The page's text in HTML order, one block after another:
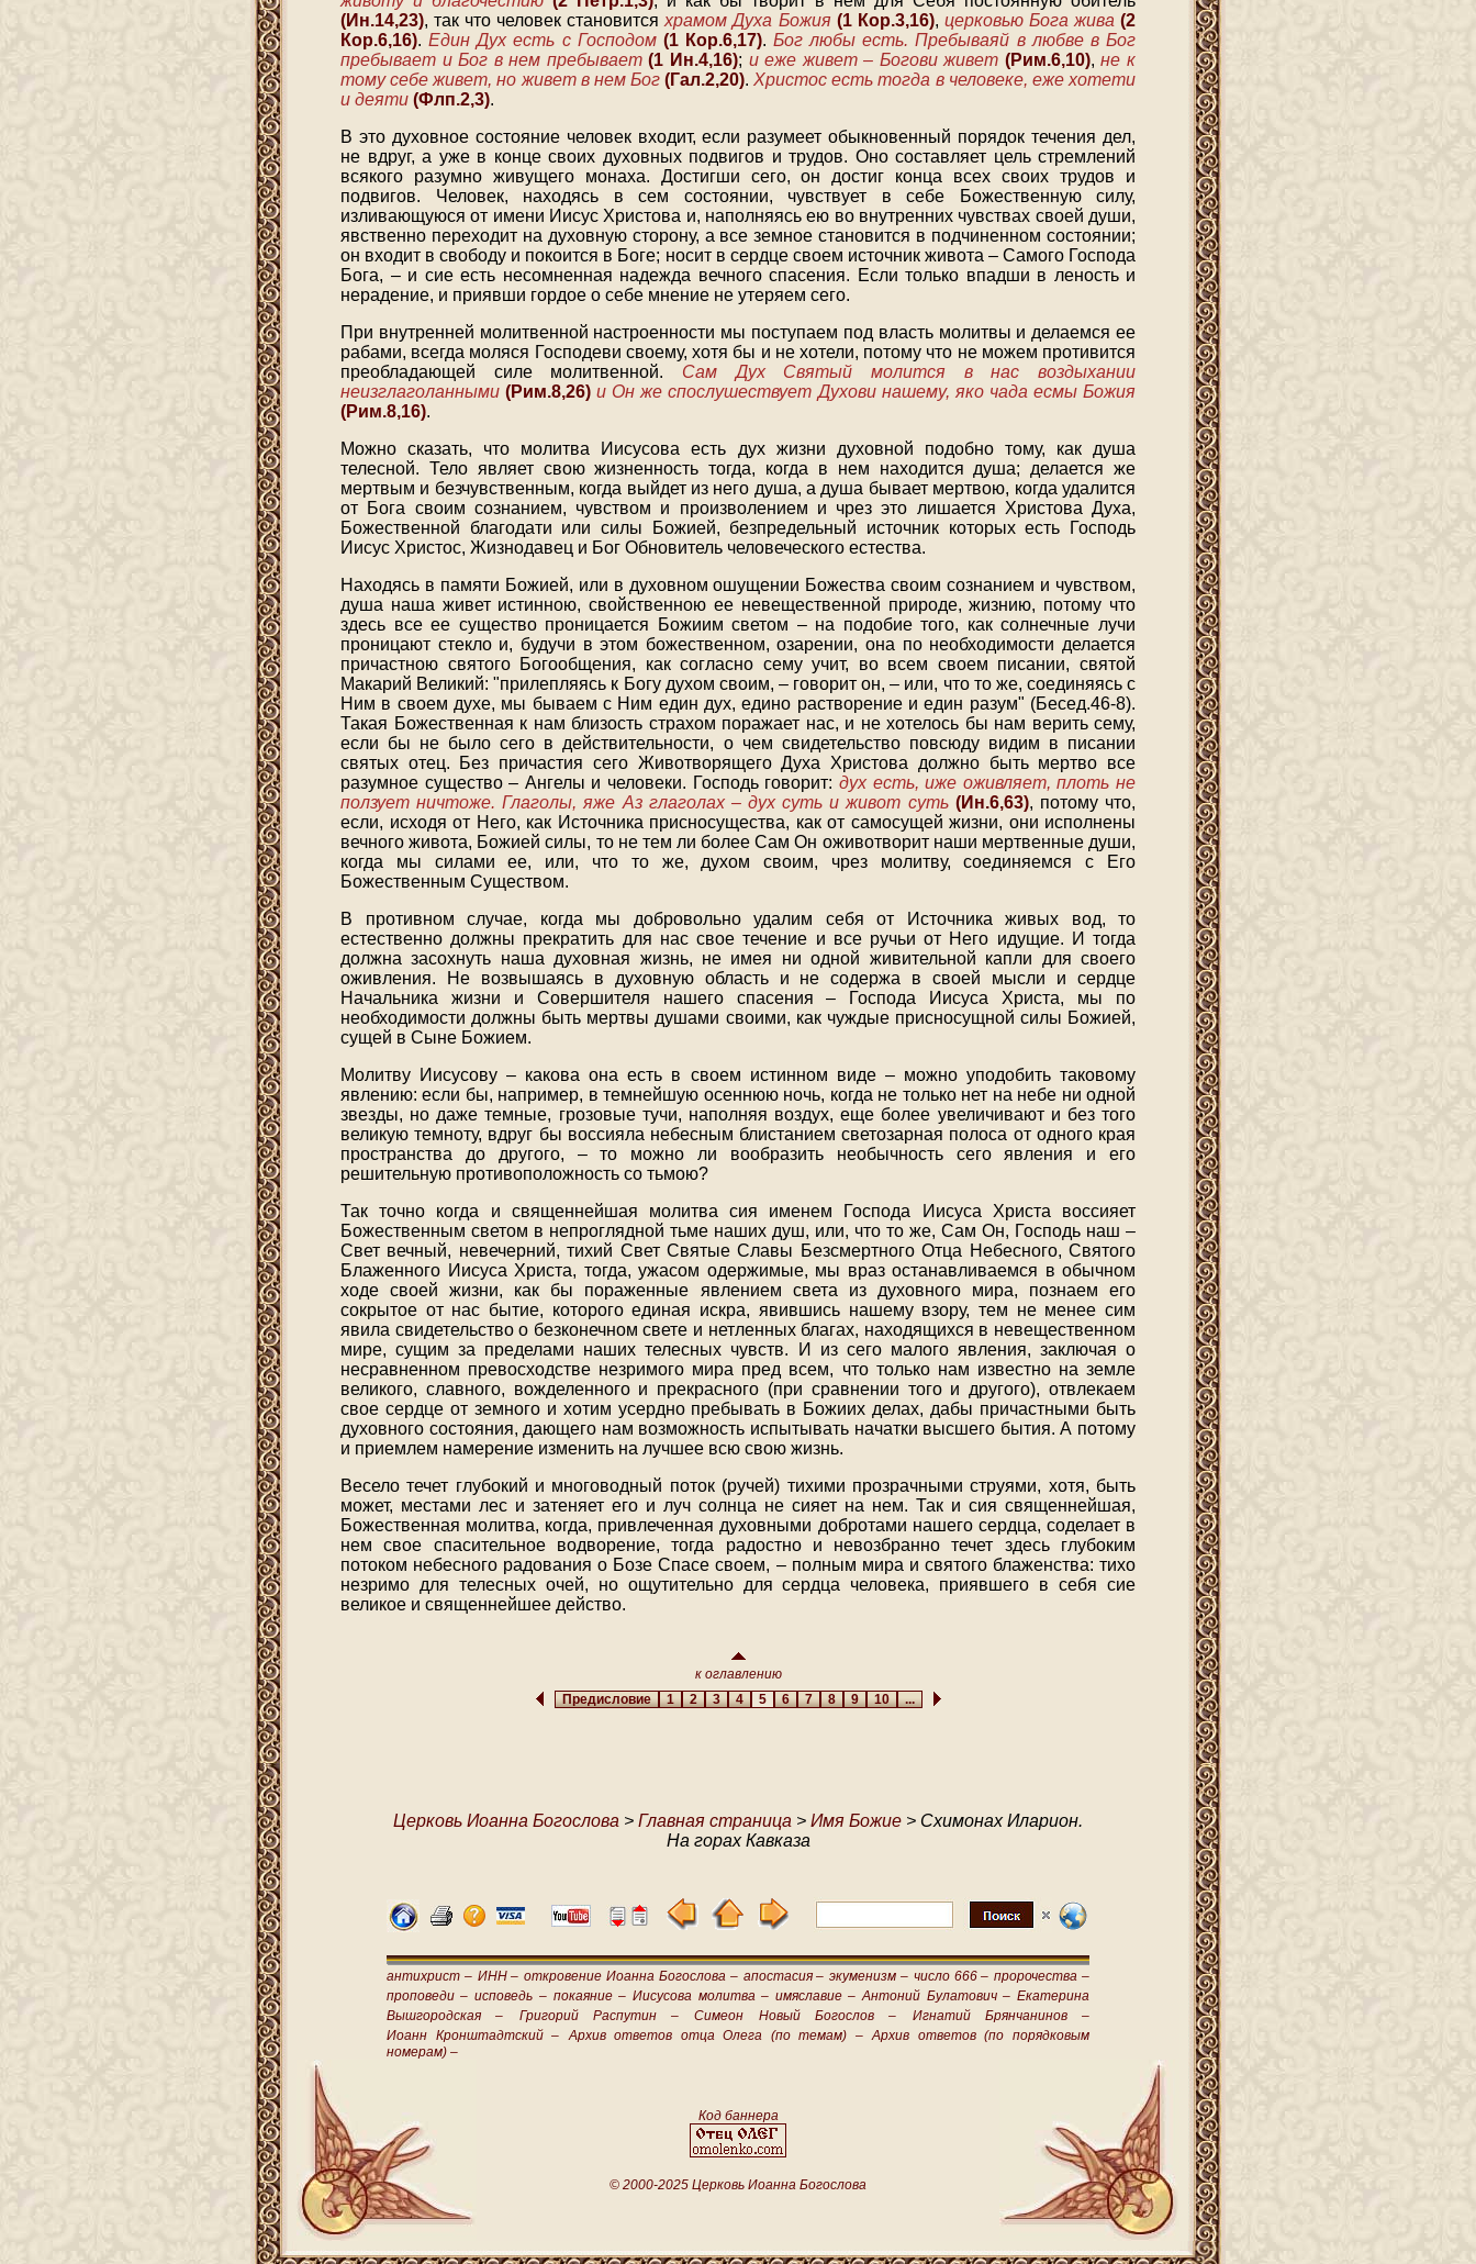
(Ин.14,23), так что человек становитсяхрамом Духа Божия (1 Кор.3,16), церковью Бога жива(2
Кор.6,16).Един Дух есть с Господом (1 Кор.6,17).Бог любы есть. Пребываяй в любве в Бог
пребывает и Бог в нем пребывает(1 Ин.4,16); и еже живет – Богови живет (Рим.6,10),не к
тому себе живет, но живет в нем Бог(Гал.2,20).Христос есть тогда в человеке, еже хотети
и деяти (Флп.2,3).
В это духовное состояние человек входит, если разумеет обыкновенный порядок течения дел,
не вдруг, а уже в конце своих духовных подвигов и трудов. Оно составляет цель стремлений
всякого разумно живущего монаха. Достигши сего, он достиг конца всех своих трудов и
подвигов. Человек, находясь в сем состоянии, чувствует в себе Божественную силу,
изливающуюся от имени Иисус Христова и, наполняясь ею во внутренних чувствах своей души,
явственно переходит на духовную сторону, а все земное становится в подчиненном состоянии;
он входит в свободу и покоится в Боге; носит в сердце своем источник живота – Самого Господа
Бога, – и сие есть несомненная надежда вечного спасения. Если только впадши в леность и
нерадение, и приявши гордое о себе мнение не утеряем сего.
При внутренней молитвенной настроенности мы поступаем под власть молитвы и делаемся ее
рабами, всегда моляся Господеви своему, хотя бы и не хотели, потому что не можем противится
преобладающей силе молитвенной. Сам Дух Святый молится в нас воздыхании
неизглаголанными(Рим.8,26) и Он же спослушествует Духови нашему, яко чада есмы Божия
(Рим.8,16).
Можно сказать, что молитва Иисусова есть дух жизни духовной подобно тому, как душа
телесной. Тело являет свою жизненность тогда, когда в нем находится душа; делается же
мертвым и безчувственным, когда выйдет из него душа, а душа бывает мертвою, когда удалится
от Бога своим сознанием, чувством и произволением и чрез это лишается Христова Духа,
Божественной благодати или силы Божией, безпредельный источник которых есть Господь
Иисус Христос, Жизнодавец и Бог Обновитель человеческого естества.
Находясь в памяти Божией, или в духовном ошущении Божества своим сознанием и чувством,
душа наша живет истинною, свойственною ее невещественной природе, жизнию, потому что
здесь все ее существо проницается Божиим светом – на подобие того, как солнечные лучи
проницают стекло и, будучи в этом божественном, озарении, она по необходимости делается
причастною святого Богообщения, как согласно сему учит, во всем своем писании, святой
Макарий Великий: "прилепляясь к Богу духом своим, – говорит он, – или, что то же, соединяясь с
Ним в своем духе, мы бываем с Ним един дух, едино растворение и един разум" (Бесед.46-8).
Такая Божественная к нам близость страхом поражает нас, и не хотелось бы нам верить сему,
если бы не было сего в действительности, о чем свидетельство повсюду видим в писании
святых отец. Без причастия сего Животворящего Духа Христова должно быть мертво все
разумное существо – Ангелы и человеки. Господь говорит: дух есть, иже оживляет, плоть не
ползует ничтоже. Глаголы, яже Аз глаголах – дух суть и живот суть (Ин.6,63), потому что,
если, исходя от Него, как Источника присносущества, как от самосущей жизни, они исполнены
вечного живота, Божией силы, то не тем ли более Сам Он оживотворит наши мертвенные души,
когда мы силами ее, или, что то же, духом своим, чрез молитву, соединяемся с Его
Божественным Существом.
В противном случае, когда мы добровольно удалим себя от Источника живых вод, то
естественно должны прекратить для нас свое течение и все ручьи от Него идущие. И тогда
должна засохнуть наша духовная жизнь, не имея ни одной живительной капли для своего
оживления. Не возвышаясь в духовную область и не содержа в своей мысли и сердце
Начальника жизни и Совершителя нашего спасения – Господа Иисуса Христа, мы по
необходимости должны быть мертвы душами своими, как чуждые присносущной силы Божией,
сущей в Сыне Божием.
Молитву Иисусову – какова она есть в своем истинном виде – можно уподобить таковому
явлению: если бы, например, в темнейшую осеннюю ночь, когда не только нет на небе ни одной
звезды, но даже темные, грозовые тучи, наполняя воздух, еще более увеличивают и без того
великую темноту, вдруг бы воссияла небесным блистанием светозарная полоса от одного края
пространства до другого, – то можно ли вообразить необычность сего явления и его
решительную противоположность со тьмою?
Так точно когда и священнейшая молитва сия именем Господа Иисуса Христа воссияет
Божественным светом в непроглядной тьме наших душ, или, что то же, Сам Он, Господь наш –
Свет вечный, невечерний, тихий Свет Святые Славы Безсмертного Отца Небесного, Святого
Блаженного Иисуса Христа, тогда, ужасом одержимые, мы враз останавливаемся в обычном
ходе своей жизни, как бы пораженные явлением света из духовного мира, познаем его
сокрытое от нас бытие, которого единая искра, явившись нашему взору, тем не менее сим
явила свидетельство о безконечном свете и нетленных благах, находящихся в невещественном
мире, сущим за пределами наших телесных чувств. И из сего малого явления, заключая о
несравненном превосходстве незримого мира пред всем, что только нам известно на земле
великого, славного, вожделенного и прекрасного (при сравнении того и другого), отвлекаем
свое сердце от земного и хотим усердно пребывать в Божиих делах, дабы причастными быть
духовного состояния, дающего нам возможность испытывать начатки высшего бытия. А потому
и приемлем намерение изменить на лучшее всю свою жизнь.
Весело течет глубокий и многоводный поток (ручей) тихими прозрачными струями, хотя, быть
может, местами лес и затеняет его и луч солнца не сияет на нем. Так и сия священнейшая,
Божественная молитва, когда, привлеченная духовными добротами нашего сердца, соделает в
нем свое спасительное водворение, тогда радостно и невозбранно течет здесь глубоким
потоком небесного радования о Бозе Спасе своем, – полным мира и святого блаженства: тихо
незримо для телесных очей, но ощутительно для сердца человека, приявшего в себя сие
великое и священнейшее действо.
к оглавлению
Предисловие1234 5 678910...
Церковь Иоанна Богослова > Главная страница > Имя Божие > Схимонах Иларион.
На горах Кавказа
антихрист – ИНН – откровение Иоанна Богослова – апостасия – экуменизм – число 666 – пророчества –
проповеди – исповедь – покаяние – Иисусова молитва – имяславие – Антоний Булатович – Екатерина
Вышгородская –
Григорий Распутин – Симеон Новый Богослов –
Игнатий Брянчанинов –
Иоанн Кронштадтский –
Архив ответов отца Олега (по темам) –
Архив ответов (по порядковым
номерам) –
Код баннера
© 2000-2025 Церковь Иоанна Богослова